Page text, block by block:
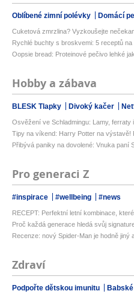
Oblíbené zimní polévky Domácí
Cuketová zmrzlina? Vyzkoušejte
Rychlé buchty s broskvemi: 5 receptů
Oopsie bread: Proteinové pečivo lehké
Hobby a zábava
BLESK Tlapky Divoký kačer
Osvěžení ve Schladmingu: Lamy, ferraty
Tipy na víkend: Harry Potter na výstavě!
Přibývá paniky na dovolené: Vnuka paní
Pro generaci Z
#inspirace #wellbeing #news
RECEPT: Perfektní letní kombinace,
Proč každá generace hledá svůj
Recenze: nový Spider-Man je hodně jiný
Zdraví
Podpořte dětskou imunitu